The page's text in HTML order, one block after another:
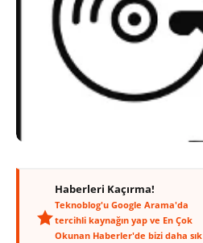
Haberleri Kaçırma!
Teknoblog'u Google Arama'da
tercihli kaynağın yap ve En Çok
Okunan Haberler'de bizi daha sık